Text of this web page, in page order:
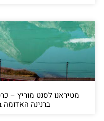
מטיראנו לסנט מוריץ –
ברנינה האדומה